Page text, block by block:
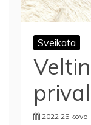
Sveikata
2022 25 kovo